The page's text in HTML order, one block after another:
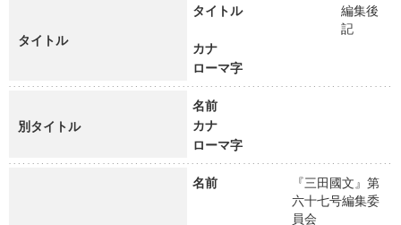
タイトル
タイトル
編集後
記
カナ
ローマ字
別タイトル
名前
カナ
ローマ字
名前
『三田國文』第
六十七号編集委
員会